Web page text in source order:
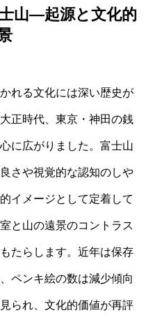
山―起源と文化的
れる文化には深い歴史が
正時代、東京・神田の銭
に広がりました。富士山
さや視覚的な認知のしや
イメージとして定着して
と山の遠景のコントラス
たらします。近年は保存
ペンキ絵の数は減少傾向
られ、文化的価値が再評